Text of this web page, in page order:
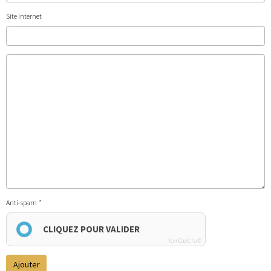
Site Internet
Anti-spam
CLIQUEZ POUR VALIDER
IconCaptcha ©
Ajouter